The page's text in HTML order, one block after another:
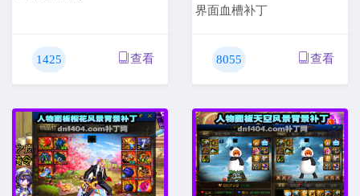
1425 查看
界面血槽补丁
8055 查看